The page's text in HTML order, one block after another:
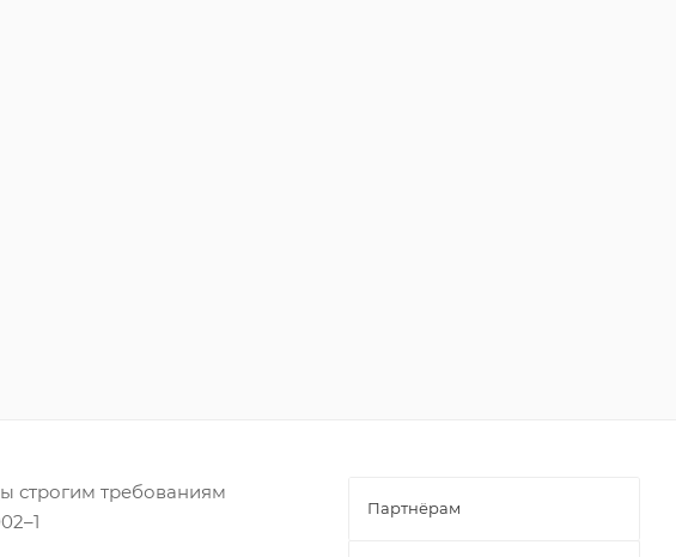
строгим требованиям
Партнёрам